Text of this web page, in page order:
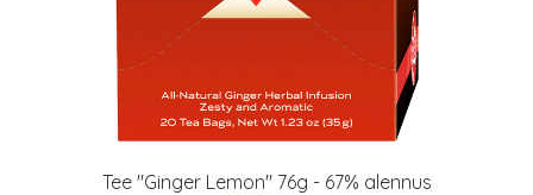
Tee "Ginger Lemon" 76g - 67% alennus